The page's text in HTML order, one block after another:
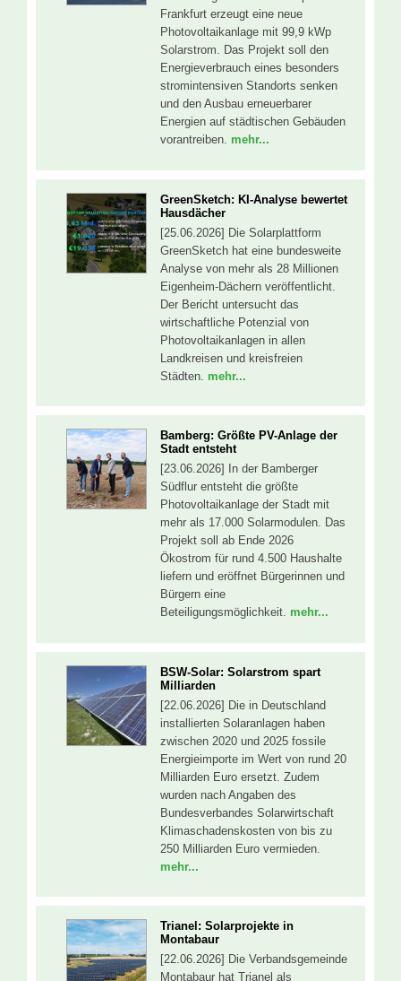
Frankfurt erzeugt eine neue
Photovoltaikanlage mit 99,9 kWp
Solarstrom. Das Projekt soll den
Energieverbrauch eines besonders
stromintensiven Standorts senken
und den Ausbau erneuerbarer
Energien auf städtischen Gebäuden
vorantreiben. mehr...
GreenSketch: KI-Analyse bewertet
Hausdächer
[25.06.2026] Die Solarplattform
GreenSketch hat eine bundesweite
Analyse von mehr als 28 Millionen
Eigenheim-Dächern veröffentlicht.
Der Bericht untersucht das
wirtschaftliche Potenzial von
Photovoltaikanlagen in allen
Landkreisen und kreisfreien
Städten. mehr...
Bamberg: Größte PV-Anlage der
Stadt entsteht
[23.06.2026] In der Bamberger
Südflur entsteht die größte
Photovoltaikanlage der Stadt mit
mehr als 17.000 Solarmodulen. Das
Projekt soll ab Ende 2026
Ökostrom für rund 4.500 Haushalte
liefern und eröffnet Bürgerinnen und
Bürgern eine
Beteiligungsmöglichkeit. mehr...
BSW-Solar: Solarstrom spart
Milliarden
[22.06.2026] Die in Deutschland
installierten Solaranlagen haben
zwischen 2020 und 2025 fossile
Energieimporte im Wert von rund 20
Milliarden Euro ersetzt. Zudem
wurden nach Angaben des
Bundesverbandes Solarwirtschaft
Klimaschadenskosten von bis zu
250 Milliarden Euro vermieden.
mehr...
Trianel: Solarprojekte in
Montabaur
[22.06.2026] Die Verbandsgemeinde
Montabaur hat Trianel als